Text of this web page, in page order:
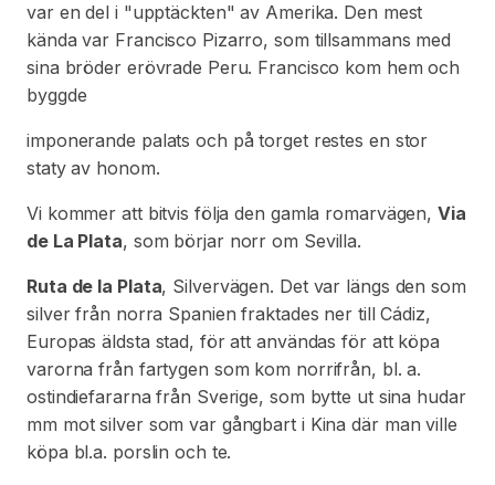
var en del i "upptäckten" av Amerika. Den mest
kända var Francisco Pizarro, som tillsammans med
sina bröder erövrade Peru. Francisco kom hem och
byggde
imponerande palats och på torget restes en stor
staty av honom.
Vi kommer att bitvis följa den gamla romarvägen,Via
de La Plata, som börjar norr om Sevilla.
Ruta de la Plata, Silvervägen. Det var längs den som
silver från norra Spanien fraktades ner till Cádiz,
Europas äldsta stad, för att användas för att köpa
varorna från fartygen som kom norrifrån, bl. a.
ostindiefararna från Sverige, som bytte ut sina hudar
mm mot silver som var gångbart i Kina där man ville
köpa bl.a. porslin och te.